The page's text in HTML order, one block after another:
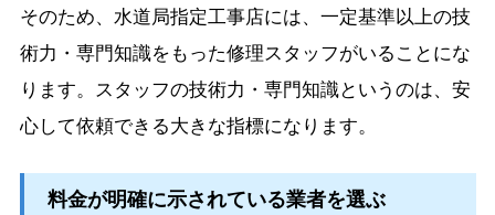
そのため、水道局指定工事店には、一定基準以上の技
術力・専門知識をもった修理スタッフがいることにな
ります。スタッフの技術力・専門知識というのは、安
心して依頼できる大きな指標になります。
料金が明確に示されている業者を選ぶ